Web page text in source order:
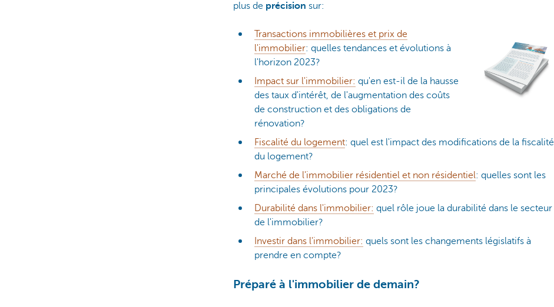
plus de précision sur:
Transactions immobilières et prix de
l'immobilier: quelles tendances et évolutions à
l'horizon 2023?
Impact sur l'immobilier: qu'en est-il de la hausse
des taux d'intérêt, de l'augmentation des coûts
de construction et des obligations de
rénovation?
Fiscalité du logement: quel est l'impact des modifications de la fiscalité
du logement?
Marché de l'immobilier résidentiel et non résidentiel: quelles sont les
principales évolutions pour 2023?
Durabilité dans l'immobilier: quel rôle joue la durabilité dans le secteur
de l'immobilier?
Investir dans l'immobilier: quels sont les changements législatifs à
prendre en compte?
Préparé à l'immobilier de demain?